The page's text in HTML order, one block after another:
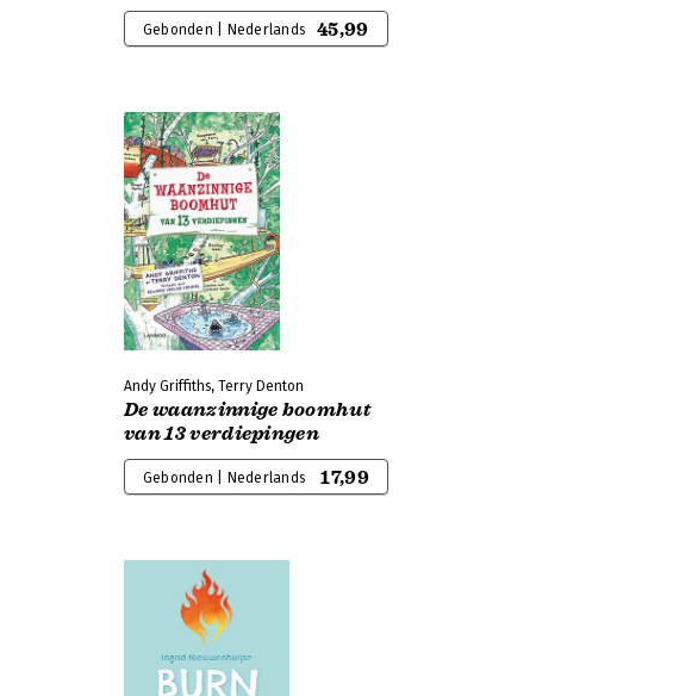
Gebonden | Nederlands 45,99
Andy Griffiths, Terry Denton
De waanzinnige boomhut
van 13 verdiepingen
Gebonden | Nederlands 17,99